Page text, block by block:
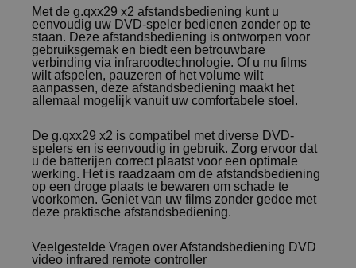
Met de g.qxx29 x2 afstandsbediening kunt u
eenvoudig uw DVD-speler bedienen zonder op te
staan. Deze afstandsbediening is ontworpen voor
gebruiksgemak en biedt een betrouwbare
verbinding via infraroodtechnologie. Of u nu films
wilt afspelen, pauzeren of het volume wilt
aanpassen, deze afstandsbediening maakt het
allemaal mogelijk vanuit uw comfortabele stoel.
De g.qxx29 x2 is compatibel met diverse DVD-
spelers en is eenvoudig in gebruik. Zorg ervoor dat
u de batterijen correct plaatst voor een optimale
werking. Het is raadzaam om de afstandsbediening
op een droge plaats te bewaren om schade te
voorkomen. Geniet van uw films zonder gedoe met
deze praktische afstandsbediening.
Veelgestelde Vragen over Afstandsbediening DVD
video infrared remote controller